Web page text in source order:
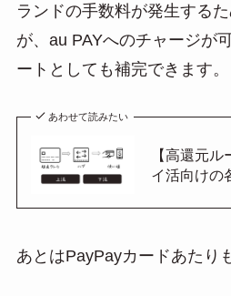
ランドの手数料が発生する
が、au PAYへのチャージが
ートとしても補完できます。
あわせて読みたい
【高還元
イ活向けの
あとはPayPayカードあたり